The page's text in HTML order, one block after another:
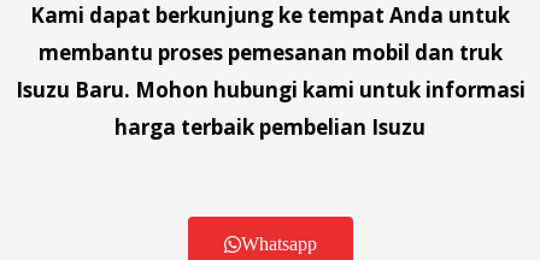
Kami dapat berkunjung ke tempat Anda untuk
membantu proses pemesanan mobil dan truk
Isuzu Baru. Mohon hubungi kami untuk informasi
harga terbaik pembelian Isuzu
Whatsapp